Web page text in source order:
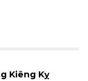
Kiêng Kỵ